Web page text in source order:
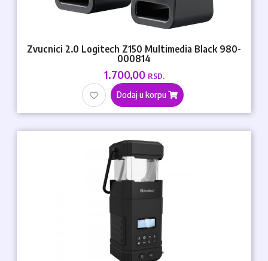
Zvucnici 2.0 Logitech Z150 Multimedia Black 980-
000814
1.700,00 RSD.
Dodaj u korpu